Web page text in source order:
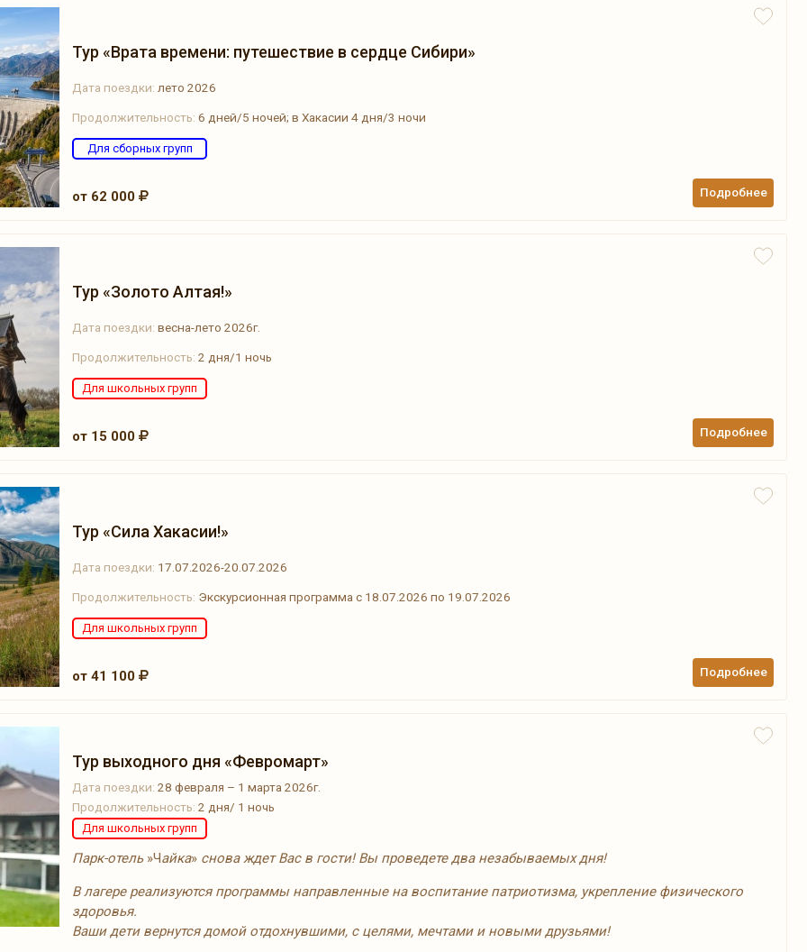
Тур «Врата времени: путешествие в сердце Сибири»
Дата поездки: лето 2026
Продолжительность: 6 дней/5 ночей; в Хакасии 4 дня/3 ночи
Для сборных групп
от 62 000 Подробнее
Тур «Золото Алтая!»
Дата поездки: весна-лето 2026г.
Продолжительность: 2 дня/1 ночь
Для школьных групп
от 15 000 Подробнее
Тур «Сила Хакасии!»
Дата поездки: 17.07.2026-20.07.2026
Продолжительность: Экскурсионная программа с 18.07.2026 по 19.07.2026
Для школьных групп
от 41 100 Подробнее
Тур выходного дня «Февромарт»
Дата поездки: 28 февраля – 1 марта 2026г.
Продолжительность: 2 дня/ 1 ночь
Для школьных групп
Парк-отель »Чайка» снова ждет Вас в гости! Вы проведете два незабываемых дня!
В лагере реализуются программы направленные на воспитание патриотизма, укрепление физического
здоровья.
Ваши дети вернутся домой отдохнувшими, с целями, мечтами и новыми друзьями!